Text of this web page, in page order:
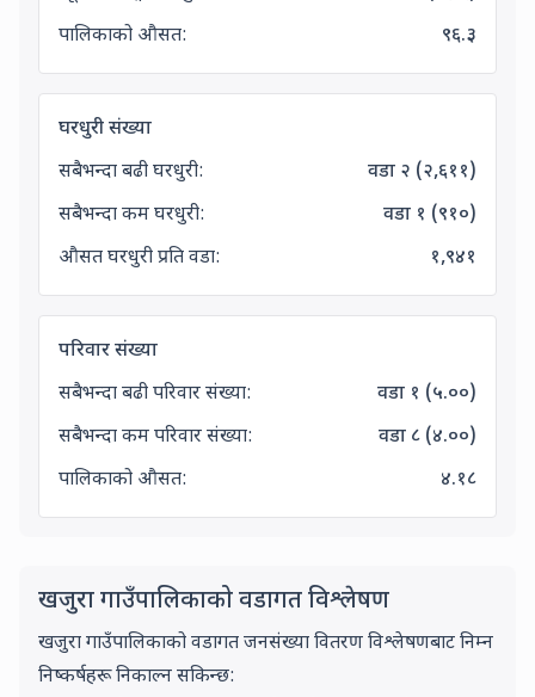
पालिकाको औसत:
९६.३
घरधुरी संख्या
सबैभन्दा बढी घरधुरी:
वडा २ (२,६११)
सबैभन्दा कम घरधुरी:
वडा १ (९१०)
औसत घरधुरी प्रति वडा:
१,९४१
परिवार संख्या
सबैभन्दा बढी परिवार संख्या:
वडा १ (५.००)
सबैभन्दा कम परिवार संख्या:
वडा ८ (४.००)
पालिकाको औसत:
४.१८
खजुरा गाउँपालिकाको वडागत विश्लेषणWard-wise
खजुरा गाउँपालिकाको वडागत जनसंख्या वितरण विश्लेषणबाट निम्न
निष्कर्षहरू निकाल्न सकिन्छ: